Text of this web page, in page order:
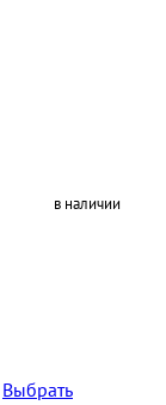
в наличии
Выбрать